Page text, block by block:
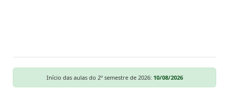
Início das aulas do 2º semestre de 2026: 10/08/2026